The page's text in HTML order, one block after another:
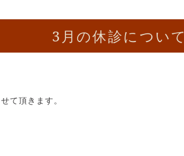
3月の休診について
て頂きます。